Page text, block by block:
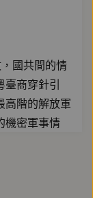
國共間的情
商穿針引
高階的解放軍
機密軍事情
合作多年、